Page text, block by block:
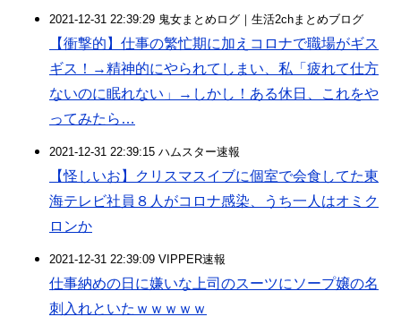
2021-12-31 22:39:29 鬼女まとめログ｜生活2chまとめブログ
【衝撃的】仕事の繁忙期に加えコロナで職場がギス
ギス！→精神的にやられてしまい、私「疲れて仕方
ないのに眠れない」→しかし！ある休日、これをや
ってみたら…
2021-12-31 22:39:15 ハムスター速報
【怪しいお】クリスマスイブに個室で会食してた東
海テレビ社員８人がコロナ感染、うち一人はオミク
ロンか
2021-12-31 22:39:09 VIPPER速報
仕事納めの日に嫌いな上司のスーツにソープ嬢の名
刺入れといたｗｗｗｗｗ